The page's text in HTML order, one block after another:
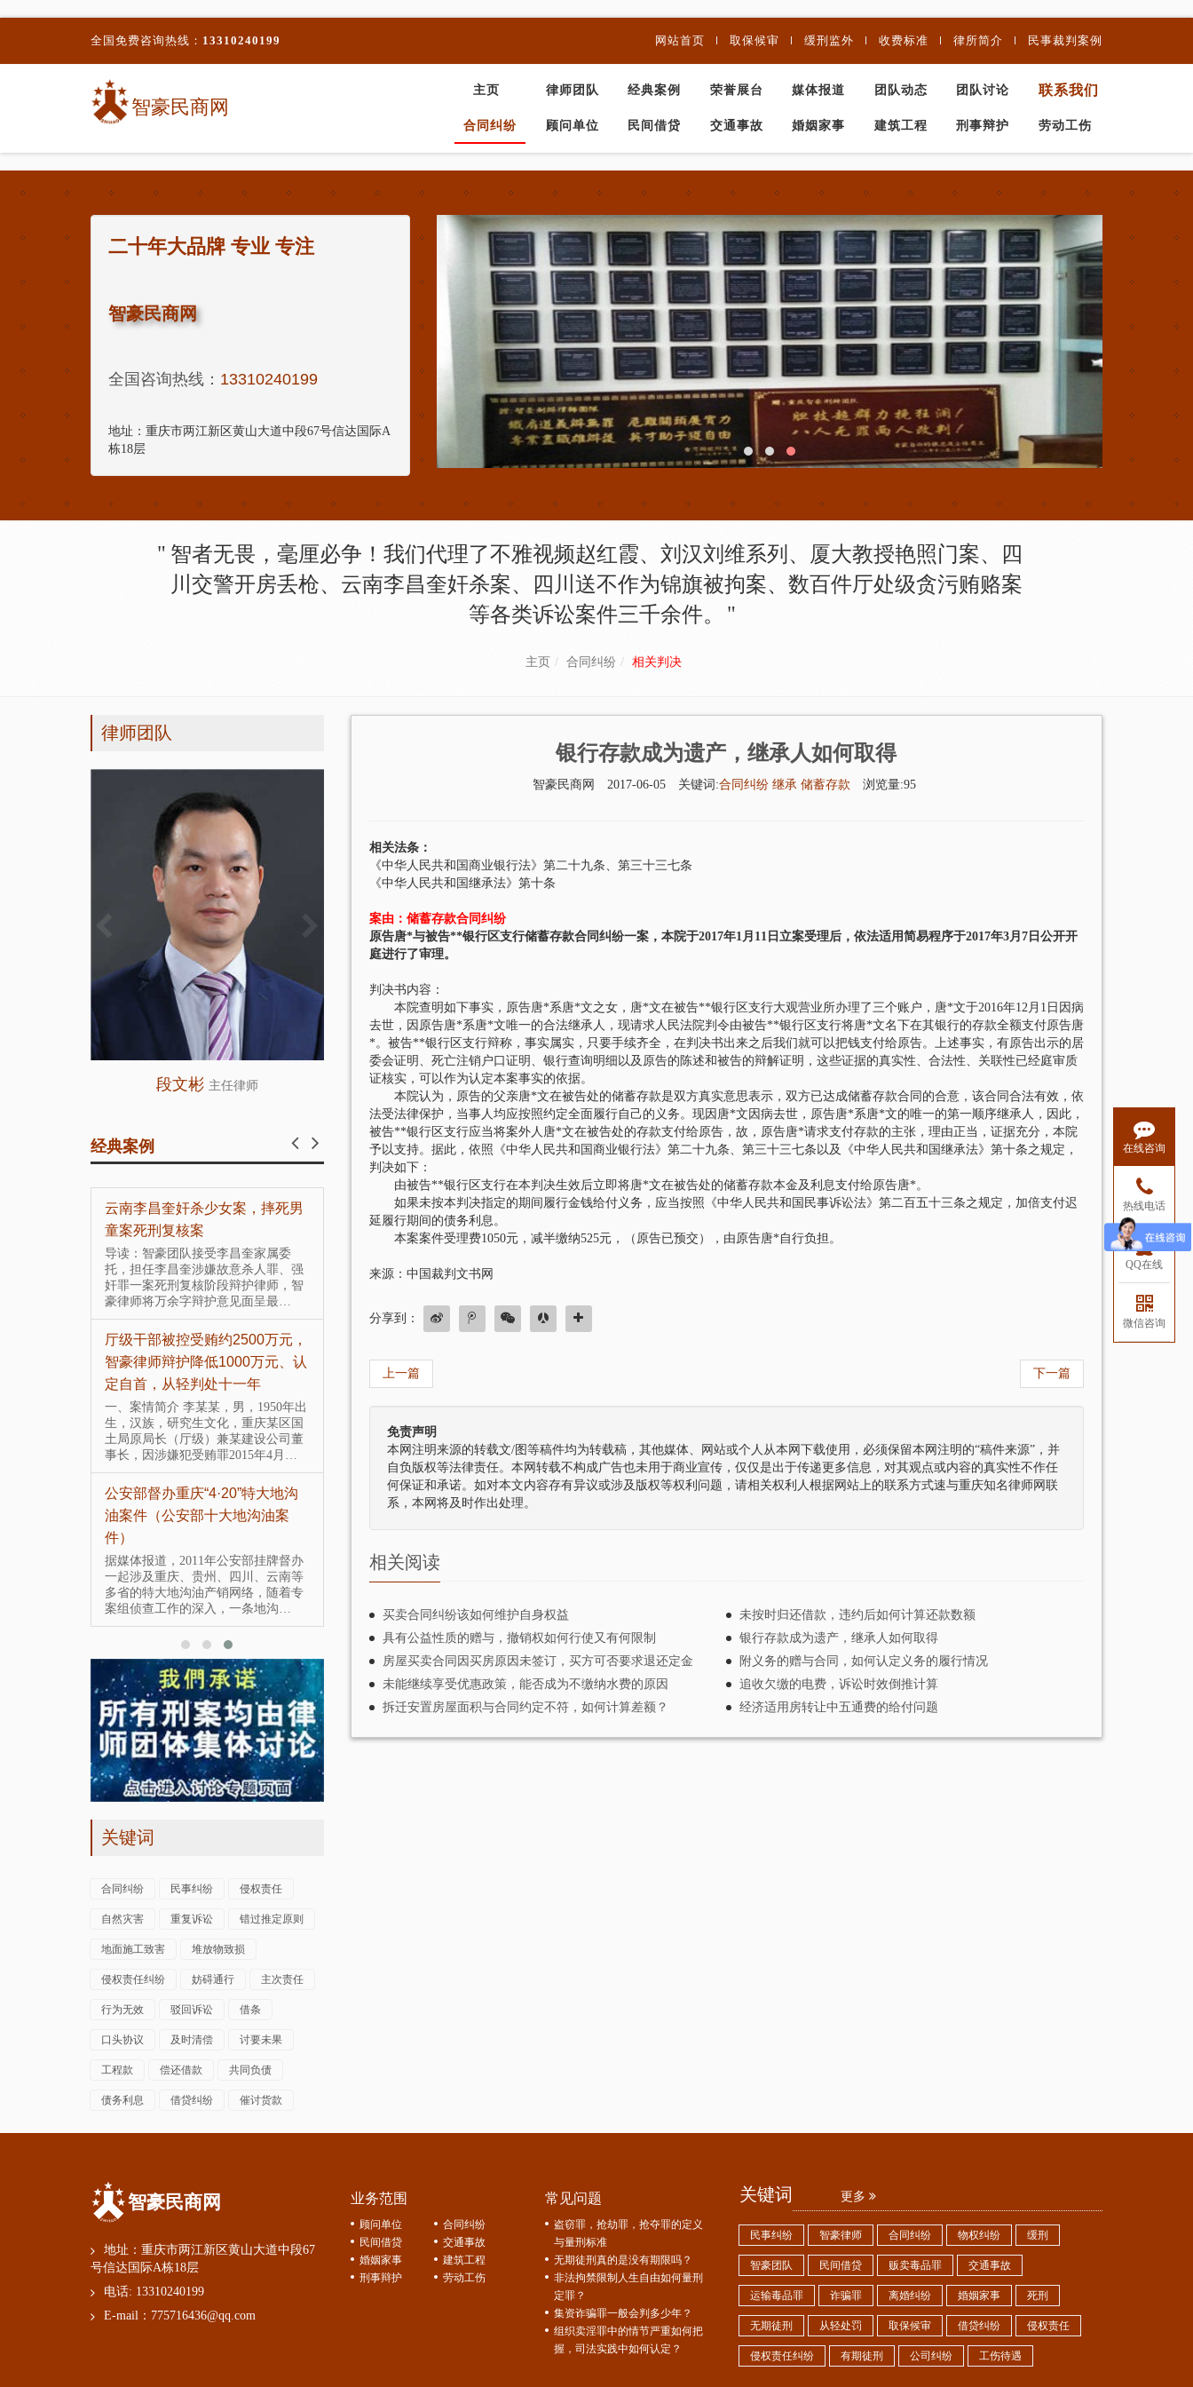
全国免费咨询热线： 13310240199 网站首页 取保候审 缓刑监外 收费标准 律所简介 民事裁判案例
智豪民商网
主页 律师团队 经典案例 荣誉展台 媒体报道 团队动态 团队讨论 联系我们
合同纠纷 顾问单位 民间借贷 交通事故 婚姻家事 建筑工程 刑事辩护 劳动工伤
二十年大品牌 专业 专注
智豪民商网
全国咨询热线： 13310240199
地址：重庆市两江新区黄山大道中段67号信达国际A
栋18层
智者无畏，毫厘必争！我们代理了不雅视频赵红霞、刘汉刘维系列、厦大教授艳照门案、四
川交警开房丢枪、云南李昌奎奸杀案、四川送不作为锦旗被拘案、数百件厅处级贪污贿赂案
等各类诉讼案件三千余件。
主页 合同纠纷 相关判决
律师团队
王远管理合伙人 段文彬主任律师
经典案例
智豪律师成功代理赵红霞不雅视
频案（缓刑）
6月28日下午2点，在重庆市渝北区人
民法院神圣庄严的审判庭里，赵红霞
被公开宣判为缓刑并被当庭释放，智
豪团队成功了！ 赵红霞涉嫌敲诈…
智豪成功代理四川交警开房丢枪
案
导读：智豪团队接受四川交警开房丢
枪案女主角李某某委托，协助其控告
相关责任人涉嫌诽谤罪的刑事责任，
帮助李某某澄清事实，换来清…
智豪律师团队办理部分大案要案
经典集锦
由于律师有保护当事人隐私的义务 故
未体现全名 详情可到所来观阅判决书
承办的中央电视台焦点访谈、法治在
线、今日说法栏目、重庆电…
智豪团队代理刘汉、刘维全国特
大涉黑上诉系列案一主犯二审辩
导读：智豪团队接受刘汉、刘维全国
属的委托，担任田某某涉嫌参加黑社
会性质组织罪、故意杀人罪一…
智豪团队代理厦门大学教授艳照
照门案女主角委托， 担任其自诉代理
人，控告厦门大学教授纪某某涉嫌 重
婚罪 。 台海网(微博)7月22日…
智豪成功代理四川送“不作为”锦
8位村民给镇政府和三台县环保局送不
作为锦旗，冯某已被刑事拘留十天
了。冯某的妻子谢某担心身在看守…
关键词
合同纠纷 民事纠纷 侵权责任
自然灾害 重复诉讼 错过推定原则
地面施工致害 堆放物致损
侵权责任纠纷 妨碍通行 主次责任
行为无效 驳回诉讼 借条
口头协议 及时清偿 讨要未果
工程款 偿还借款 共同负债
债务利息 借贷纠纷 催讨货款
银行存款成为遗产，继承人如何取得
智豪民商网 2017-06-05 关键词:合同纠纷 继承 储蓄存款 浏览量:95
相关法条：
《中华人民共和国商业银行法》第二十九条、第三十三七条
《中华人民共和国继承法》第十条
案由：储蓄存款合同纠纷
原告唐*与被告**银行区支行储蓄存款合同纠纷一案，本院于2017年1月11日立案受理后，依法适用简易程序于2017年3月7日公开开
庭进行了审理。
判决书内容：
本院查明如下事实，原告唐*系唐*文之女，唐*文在被告**银行区支行大观营业所办理了三个账户，唐*文于2016年12月1日因病
去世，因原告唐*系唐*文唯一的合法继承人，现请求人民法院判令由被告**银行区支行将唐*文名下在其银行的存款全额支付原告唐
*。被告**银行区支行辩称，事实属实，只要手续齐全，在判决书出来之后我们就可以把钱支付给原告。上述事实，有原告出示的居
委会证明、死亡注销户口证明、银行查询明细以及原告的陈述和被告的辩解证明，这些证据的真实性、合法性、关联性已经庭审质
证核实，可以作为认定本案事实的依据。
本院认为，原告的父亲唐*文在被告处的储蓄存款是双方真实意思表示，双方已达成储蓄存款合同的合意，该合同合法有效，依
法受法律保护，当事人均应按照约定全面履行自己的义务。现因唐*文因病去世，原告唐*系唐*文的唯一的第一顺序继承人，因此，
被告**银行区支行应当将案外人唐*文在被告处的存款支付给原告，故，原告唐*请求支付存款的主张，理由正当，证据充分，本院
予以支持。据此，依照《中华人民共和国商业银行法》第二十九条、第三十三七条以及《中华人民共和国继承法》第十条之规定，
判决如下：
由被告**银行区支行在本判决生效后立即将唐*文在被告处的储蓄存款本金及利息支付给原告唐*。
如果未按本判决指定的期间履行金钱给付义务，应当按照《中华人民共和国民事诉讼法》第二百五十三条之规定，加倍支付迟
延履行期间的债务利息。
本案案件受理费1050元，减半缴纳525元，（原告已预交），由原告唐*自行负担。
来源：中国裁判文书网
分享到：
上一篇 下一篇
免责声明
本网注明来源的转载文/图等稿件均为转载稿，其他媒体、网站或个人从本网下载使用，必须保留本网注明的“稿件来源”，并
自负版权等法律责任。本网转载不构成广告也未用于商业宣传，仅仅是出于传递更多信息，对其观点或内容的真实性不作任
何保证和承诺。如对本文内容存有异议或涉及版权等权利问题，请相关权利人根据网站上的联系方式速与重庆知名律师网联
系，本网将及时作出处理。
相关阅读
买卖合同纠纷该如何维护自身权益
未按时归还借款，违约后如何计算还款数额
具有公益性质的赠与，撤销权如何行使又有何限制
银行存款成为遗产，继承人如何取得
房屋买卖合同因买房原因未签订，买方可否要求退还定金
附义务的赠与合同，如何认定义务的履行情况
未能继续享受优惠政策，能否成为不缴纳水费的原因
追收欠缴的电费，诉讼时效倒推计算
拆迁安置房屋面积与合同约定不符，如何计算差额？
经济适用房转让中五通费的给付问题
智豪民商网
地址：重庆市两江新区黄山大道中段67
号信达国际A栋18层
电话: 13310240199
E-mail： 775716436@qq.com
业务范围
顾问单位
合同纠纷
民间借贷
交通事故
婚姻家事
建筑工程
刑事辩护
劳动工伤
常见问题
盗窃罪，抢劫罪，抢夺罪的定义
与量刑标准
无期徒刑真的是没有期限吗？
非法拘禁限制人生自由如何量刑
定罪？
集资诈骗罪一般会判多少年？
组织卖淫罪中的情节严重如何把
握，司法实践中如何认定？
关键词 更多
民事纠纷 智豪律师 合同纠纷 物权纠纷 缓刑
智豪团队 民间借贷 贩卖毒品罪 交通事故
运输毒品罪 诈骗罪 离婚纠纷 婚姻家事 死刑
无期徒刑 从轻处罚 取保候审 借贷纠纷 侵权责任
侵权责任纠纷 有期徒刑 公司纠纷 工伤待遇
在线咨询
热线电话
QQ在线
微信咨询